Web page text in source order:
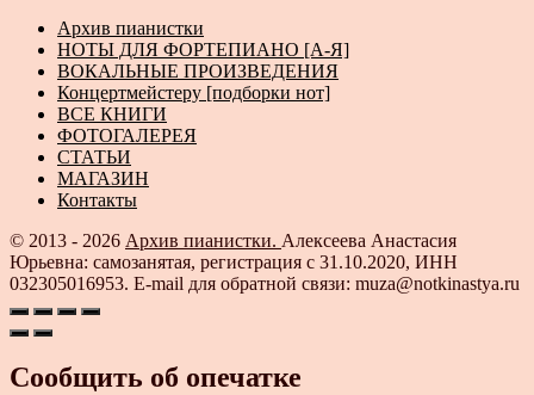
Архив пианистки
НОТЫ ДЛЯ ФОРТЕПИАНО [А-Я]
ВОКАЛЬНЫЕ ПРОИЗВЕДЕНИЯ
Концертмейстеру [подборки нот]
ВСЕ КНИГИ
ФОТОГАЛЕРЕЯ
СТАТЬИ
МАГАЗИН
Контакты
© 2013 - 2026 Архив пианистки. Алексеева Анастасия
Юрьевна: самозанятая, регистрация с 31.10.2020, ИНН
032305016953. E-mail для обратной связи: muza@notkinastya.ru
Сообщить об опечатке